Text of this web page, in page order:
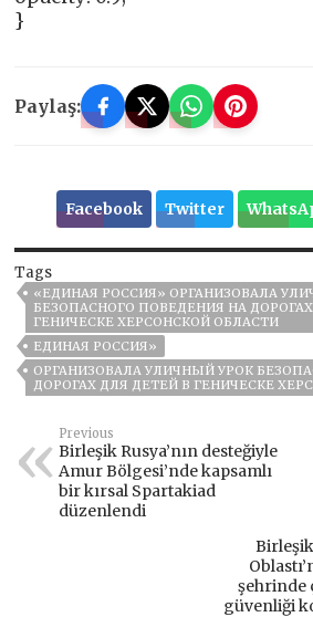
}
Paylaş:
Facebook Twitter
Tags
«ЕДИНАЯ РОССИЯ» ОРГАНИЗОВАЛА
БЕЗОПАСНОГО ПОВЕДЕНИЯ НА
ГЕНИЧЕСКЕ ХЕРСОНСКОЙ ОБЛАСТИ
ЕДИНАЯ РОССИЯ»
ОРГАНИЗОВАЛА УЛИЧНЫЙ УРОК
ДОРОГАХ ДЛЯ ДЕТЕЙ В ГЕНИЧЕСКЕ
Previous
Birleşik Rusya’nın desteğiyle
Amur Bölgesi’nde kapsamlı
bir kırsal Spartakiad
düzenlendi
şehrinde
güvenliği